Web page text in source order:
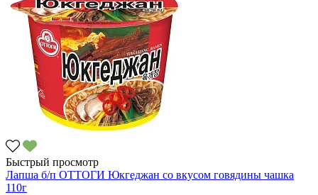
Быстрый просмотр
Лапша б/п ОТТОГИ Юкгеджан со вкусом говядины чашка
110г